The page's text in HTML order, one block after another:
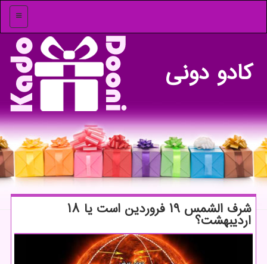
منو
كادو دونی
شرف الشمس ۱۹ فروردین است یا ۱۸
اردیبهشت؟